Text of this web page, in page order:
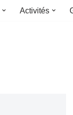
Activités